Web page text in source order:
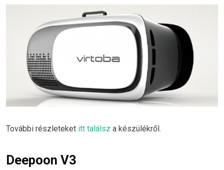
További részleteket itt találsz a készülékről.
Deepoon V3